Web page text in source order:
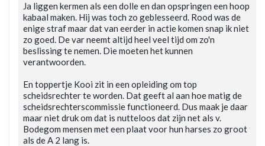
Ja liggen kermen als een dolle en dan opspringen een hoop
kabaal maken. Hij was toch zo geblesseerd. Rood was de
enige straf maar dat van eerder in actie komen snap ik niet
zo goed. De var neemt altijd heel veel tijd om zo'n
beslissing te nemen. Die moeten het kunnen
verantwoorden.
En toppertje Kooi zit in een opleiding om top
scheidsrechter te worden. Dat geeft al aan hoe matig de
scheidsrechterscommissie functioneerd. Dus maak je daar
maar niet druk om dat is nutteloos dat zijn net als v.
Bodegom mensen met een plaat voor hun harses zo groot
als de A 2 lang is.